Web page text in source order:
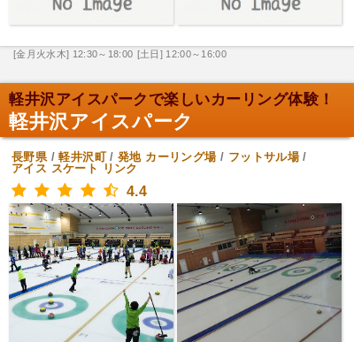
[金月火水木] 12:30～18:00 [土日] 12:00～16:00
軽井沢アイスパークで楽しいカーリング体験！
軽井沢アイスパーク
長野県/軽井沢町/発地 カーリング場/ フットサル場/
アイス スケート リンク
4.4